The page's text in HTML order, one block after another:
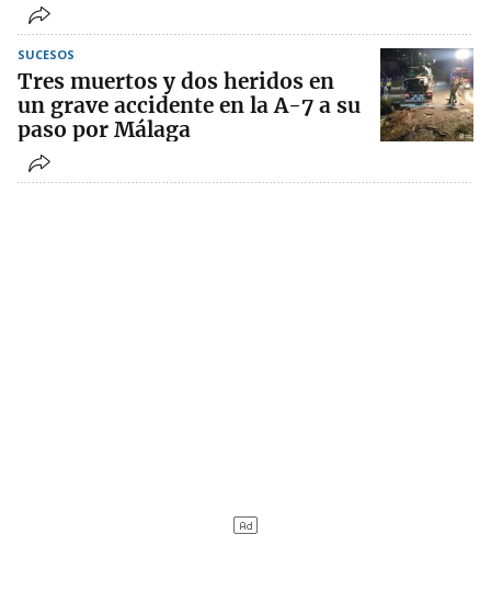
SUCESOS
Tres muertos y dos heridos en
un grave accidente en la A-7 a su
paso por Málaga